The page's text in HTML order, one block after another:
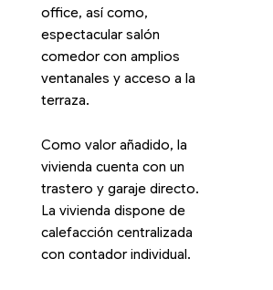
office, así como,
espectacular salón
comedor con amplios
ventanales y acceso a la
terraza.
Como valor añadido, la
vivienda cuenta con un
trastero y garaje directo.
La vivienda dispone de
calefacción centralizada
con contador individual.